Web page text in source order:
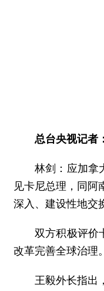
总台央视记者
林剑：应加拿
见卡尼总理，同阿
深入、建设性地交
双方积极评价
改革完善全球治理
王毅外长指出